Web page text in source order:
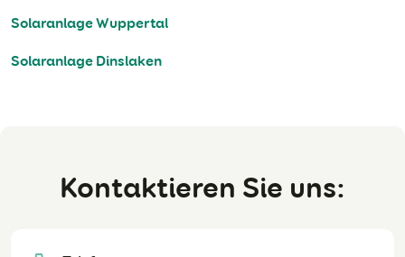
Solaranlage Wuppertal
Solaranlage Dinslaken
Kontaktieren Sie uns: